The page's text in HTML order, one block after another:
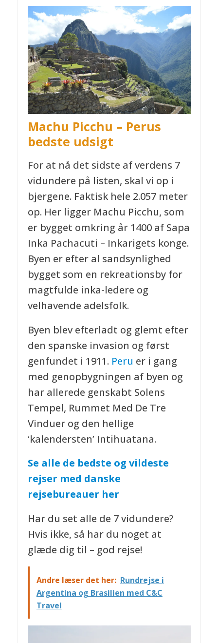
Machu Picchu – Perus
bedste udsigt
For at nå det sidste af verdens 7
vidundere på listen, skal vi op i
bjergene. Faktisk hele 2.057 meter
op. Her ligger Machu Picchu, som
er bygget omkring år 1400 af Sapa
Inka Pachacuti – Inkarigets konge.
Byen er efter al sandsynlighed
bygget som en rekreationsby for
magtfulde inka-ledere og
velhavende adelsfolk.
Byen blev efterladt og glemt efter
den spanske invasion og først
genfundet i 1911. Peru er i gang
med genopbygningen af byen og
har allerede genskabt Solens
Tempel, Rummet Med De Tre
Vinduer og den hellige
‘kalendersten’ Intihuatana.
Se alle de bedste og vildeste
rejser med danske
rejsebureauer her
Har du set alle de 7 vidundere?
Hvis ikke, så har du noget at
glæde dig til – god rejse!
Andre læser det her: Rundrejse i
Argentina og Brasilien med C&C
Travel